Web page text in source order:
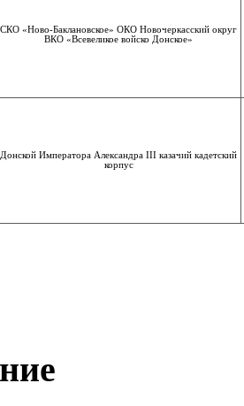
СКО «Ново-Баклановское» ОКО Новочеркасский округ
ВКО «Всевеликое войско Донское»
Донской Императора Александра III казачий кадетский
корпус